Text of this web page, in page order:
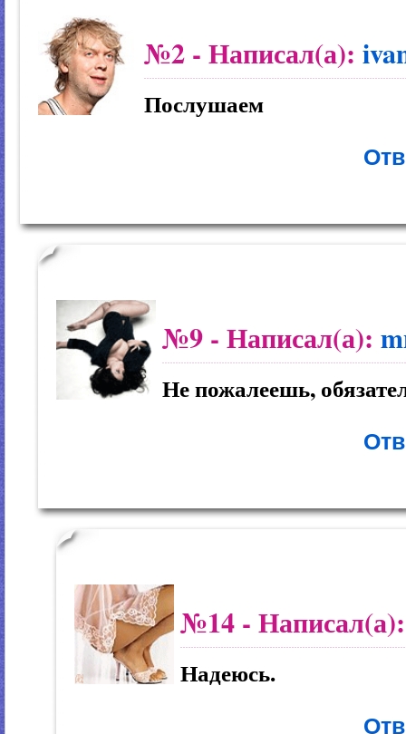
№2 - Написал(а):
Послушаем
№9 - Написал(а):
Не пожалеешь,
№14 -
Надеюсь.